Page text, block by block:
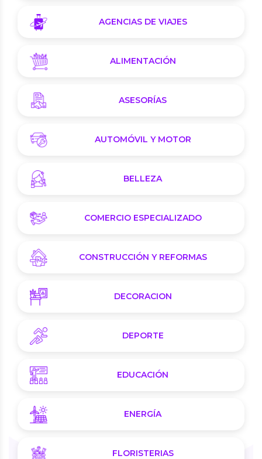
AGENCIAS DE VIAJES
ALIMENTACIÓN
ASESORÍAS
AUTOMÓVIL Y MOTOR
BELLEZA
COMERCIO ESPECIALIZADO
CONSTRUCCIÓN Y REFORMAS
DECORACION
DEPORTE
EDUCACIÓN
ENERGÍA
FLORISTERIAS